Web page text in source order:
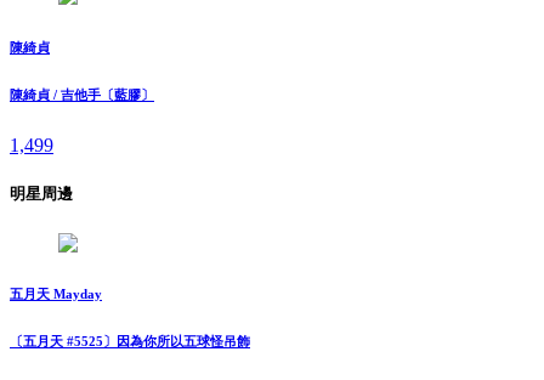
陳綺貞
陳綺貞 / 吉他手〔藍膠〕
1,499
明星周邊
五月天 Mayday
〔五月天 #5525〕因為你所以五球怪吊飾